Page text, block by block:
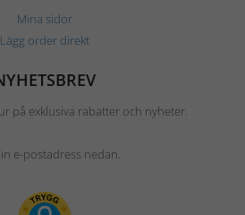
Mina sidor
Lägg order direkt
på exklusiva rabatter och nyheter.
e-postadress nedan.